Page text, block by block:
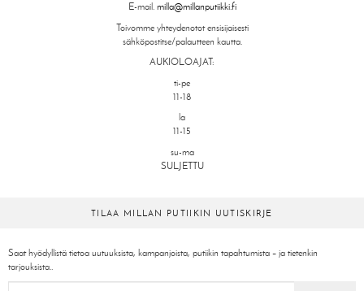
E-mail. milla@millanputiikki.fi
Toivomme yhteydenotot ensisijaisesti
sähköpostitse/palautteen kautta.
AUKIOLOAJAT:
ti-pe
11-18
la
11-15
su-ma
SULJETTU
TILAA MILLAN PUTIIKIN UUTISKIRJE
Saat hyödyllistä tietoa uutuuksista, kampanjoista, putiikin tapahtumista – ja tietenkin
tarjouksista..